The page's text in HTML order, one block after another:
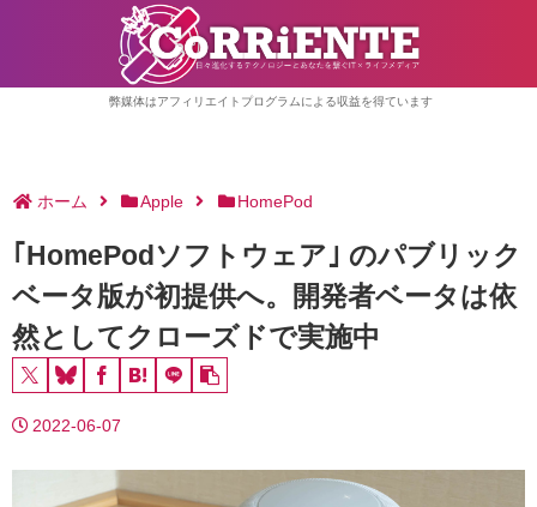
弊媒体はアフィリエイトプログラムによる収益を得ています
ホーム Apple HomePod
｢HomePodソフトウェア｣ のパブリック
ベータ版が初提供へ。開発者ベータは依
然としてクローズドで実施中
2022-06-07